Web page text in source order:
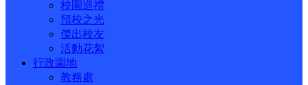
校園巡禮
預校之光
傑出校友
活動花絮
行政園地
教務處